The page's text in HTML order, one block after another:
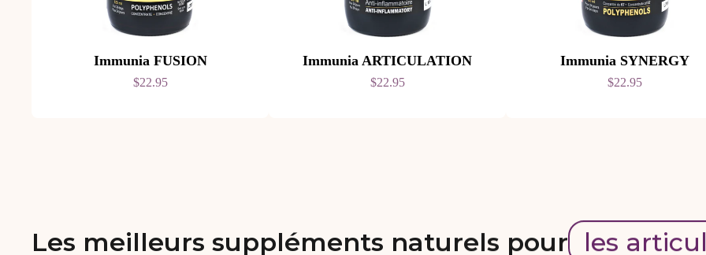
Immunia FUSION
$22.95
Immunia ARTICULATION
$22.95
Immunia SYNERGY
$22.95
Les meilleurs suppléments naturels pour les